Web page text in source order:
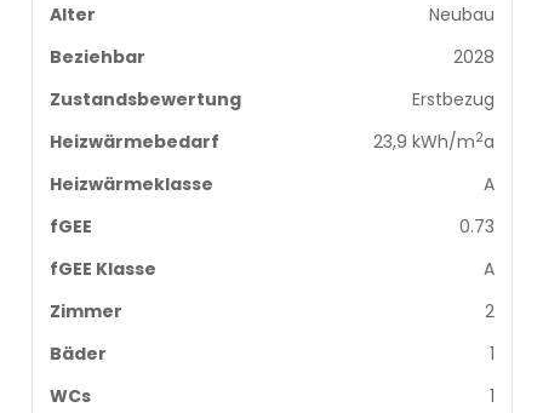
Alter
Neubau
Beziehbar
2028
Zustandsbewertung
Erstbezug
Heizwärmebedarf
23,9 kWh/m2a
Heizwärmeklasse
A
fGEE
0.73
fGEE Klasse
A
Zimmer
2
Bäder
1
WCs
1